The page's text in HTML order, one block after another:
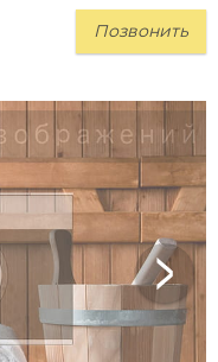
Позвонить